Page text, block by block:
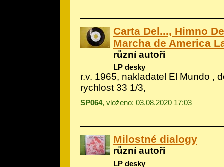
Carta Del..., Himno
Marcha de America
různí autoři
LP desky
r.v. 1965, nakladatel El Mundo ,
rychlost 33 1/3,
SP064, vloženo: 03.08.2020 17:03
Milostné dialogy
různí autoři
LP desky